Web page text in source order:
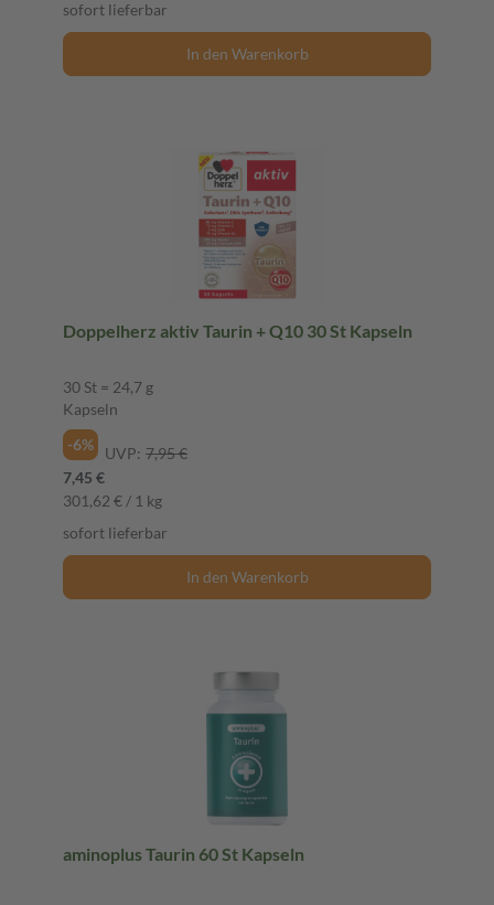
sofort lieferbar
In den Warenkorb
Doppelherz aktiv Taurin + Q10 30 St Kapseln
30 St = 24,7 g
Kapseln
-6%
UVP: 7,95 €
7,45 €
301,62 € / 1 kg
sofort lieferbar
In den Warenkorb
aminoplus Taurin 60 St Kapseln